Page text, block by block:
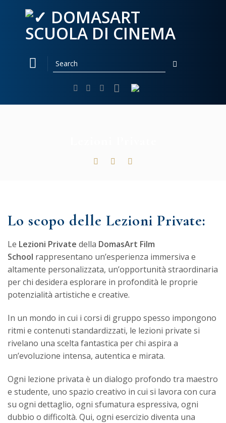
content
Lo scopo delle Lezioni Private:
Le Lezioni Private della DomasArt Film
School rappresentano un’esperienza immersiva e
altamente personalizzata, un’opportunità straordinaria
per chi desidera esplorare in profondità le proprie
potenzialità artistiche e creative.
In un mondo in cui i corsi di gruppo spesso impongono
ritmi e contenuti standardizzati, le lezioni private si
rivelano una scelta fantastica per chi aspira a
un’evoluzione intensa, autentica e mirata.
Ogni lezione privata è un dialogo profondo tra maestro
e studente, uno spazio creativo in cui si lavora con cura
su ogni dettaglio, ogni sfumatura espressiva, ogni
dubbio o difficoltà. Qui, ogni esercizio diventa una